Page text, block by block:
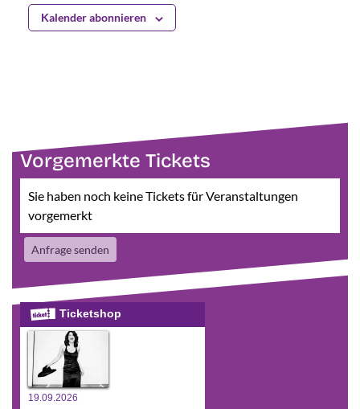
Kalender abonnieren
Vorgemerkte Tickets
Sie haben noch keine Tickets für Veranstaltungen
vorgemerkt
Anfrage senden
Ticketshop
19.09.2026